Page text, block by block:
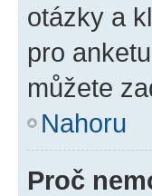
otázky a
pro
můžete
Nahoru
Proč